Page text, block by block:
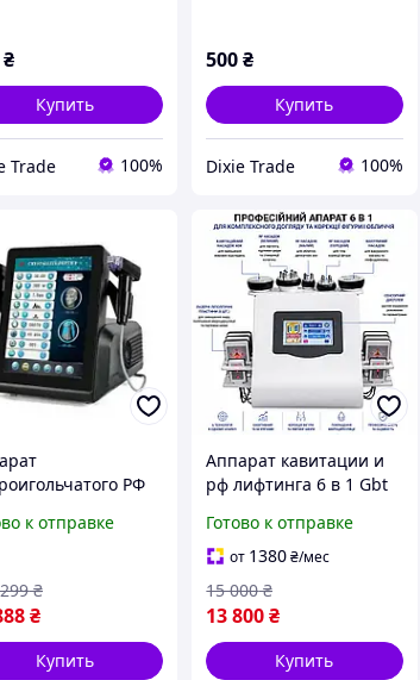
₴
Купить
Trade 100%
500₴
Купить
Dixie Trade 100%
РФ
к отправке
₴
₴
Купить
Аппарат кавитации и
рф лифтинга 6 в 1 Gbt
косметологический
комбайн для похудения
и лифтинга
Готово к отправке
от 1380₴/мес
13 800₴
15 000 ₴
Купить